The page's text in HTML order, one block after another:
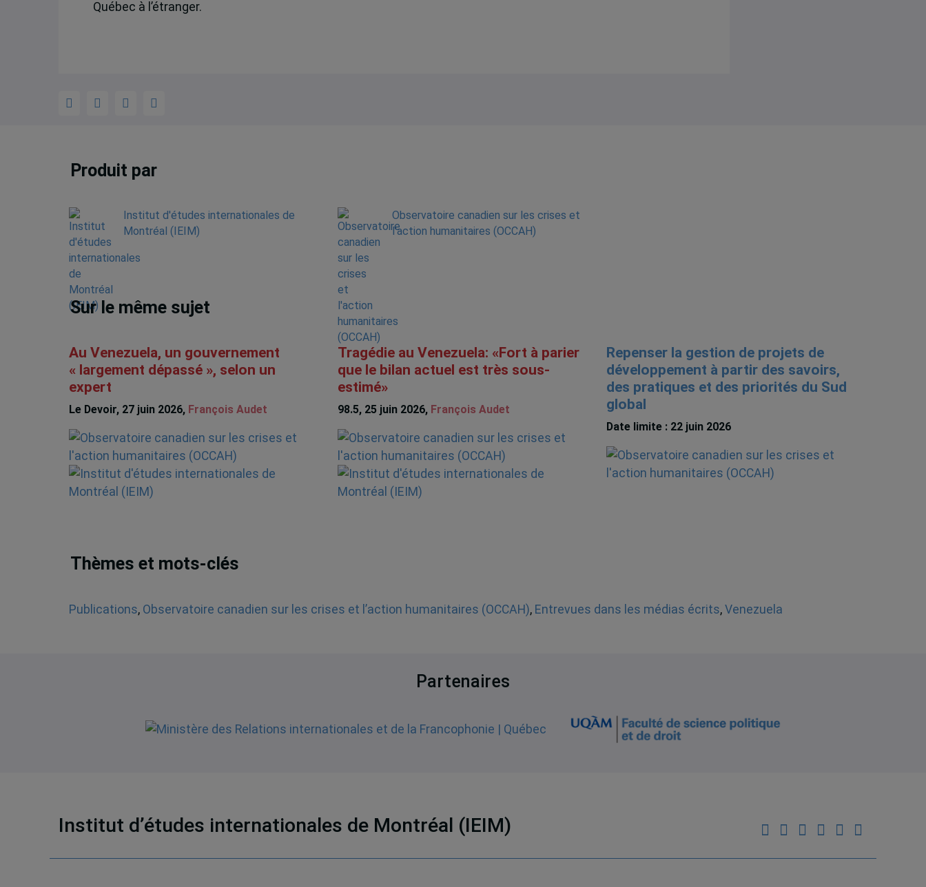
Québec à l’étranger.
Produit par
Institut d'études internationales de
Montréal (IEIM)
Observatoire canadien sur les crises et
l'action humanitaires (OCCAH)
Sur le même sujet
Au Venezuela, un gouvernement
« largement dépassé », selon un
expert
Le Devoir, 27 juin 2026, François Audet
Tragédie au Venezuela: «Fort à parier
que le bilan actuel est très sous-
estimé»
98.5, 25 juin 2026, François Audet
Repenser la gestion de projets de
développement à partir des savoirs,
des pratiques et des priorités du Sud
global
Date limite : 22 juin 2026
Thèmes et mots-clés
Publications, Observatoire canadien sur les crises et l’action humanitaires (OCCAH), Entrevues dans les médias écrits, Venezuela
Partenaires
Institut d’études internationales de Montréal (IEIM)